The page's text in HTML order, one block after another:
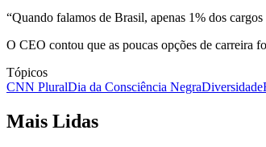
“Quando falamos de Brasil, apenas 1% dos
O CEO contou que as poucas opções de carreira
Tópicos
CNN PluralDia da Consciência NegraDiversidade
Mais Lidas